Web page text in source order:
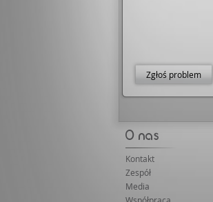
Zgłoś problem
Kontakt
Zespół
Media